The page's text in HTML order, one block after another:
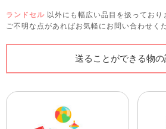
ランドセル 以外にも幅広い品目を扱っており
ご不明な点があればお気軽にお問い合わせく
送ることができる物の